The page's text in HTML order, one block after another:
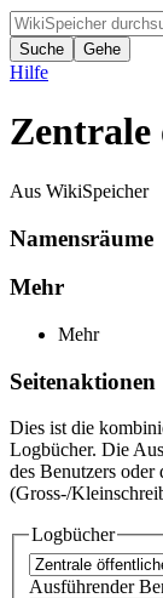
Hilfe
Zentrale
Aus WikiSpeicher
Namensräume
Mehr
Mehr
Seitenaktionen
Dies ist die
Logbücher. Die
des Benutzers oder
(Gross-/
Logbücher
Ausführender